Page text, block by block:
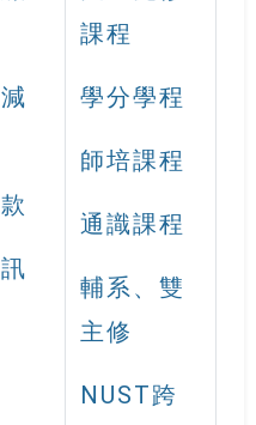
課程
學分學程
師培課程
通識課程
輔系、雙
主修
NUST跨